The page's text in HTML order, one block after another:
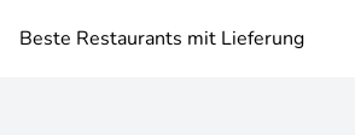
Beste Restaurants mit Lieferung